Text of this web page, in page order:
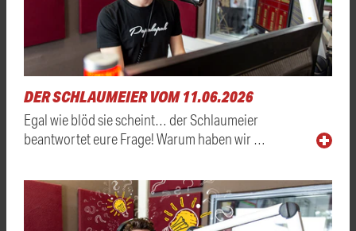
DER SCHLAUMEIER VOM 11.06.2026
Egal wie blöd sie scheint… der Schlaumeier
beantwortet eure Frage! Warum haben wir …